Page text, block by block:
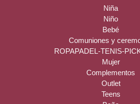
Niña
Niño
Bebé
Comuniones y
ROPAPADEL-TENIS-
Mujer
Complementos
Outlet
Teens